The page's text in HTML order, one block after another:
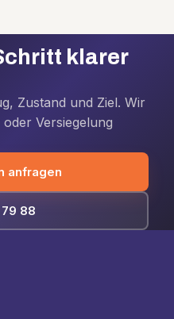
klarer
Zustand und Ziel. Wir
Versiegelung
anfragen
88